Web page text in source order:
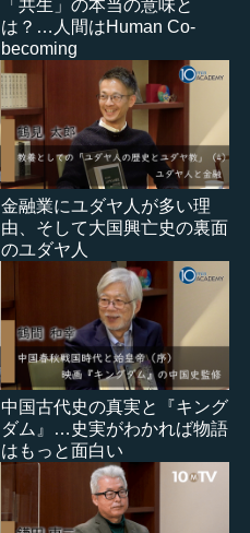
「共生」の本当の意味と
は？…人間はHuman Co-
becoming
金融業にユダヤ人が多い理
由、そして大国興亡史の裏面
のユダヤ人
中国古代史の真実と『キング
ダム』…史実がわかれば物語
はもっと面白い